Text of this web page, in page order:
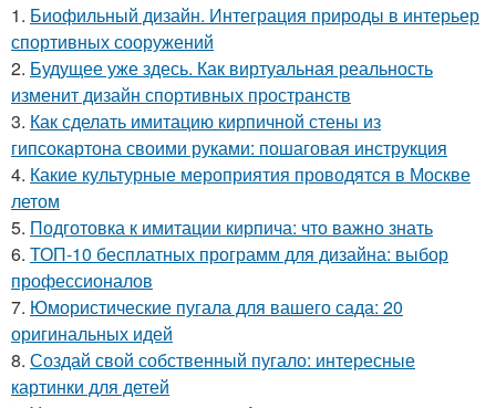
1. Биофильный дизайн. Интеграция природы в интерьер
спортивных сооружений
2. Будущее уже здесь. Как виртуальная реальность
изменит дизайн спортивных пространств
3. Как сделать имитацию кирпичной стены из
гипсокартона своими руками: пошаговая инструкция
4. Какие культурные мероприятия проводятся в Москве
летом
5. Подготовка к имитации кирпича: что важно знать
6. ТОП-10 бесплатных программ для дизайна: выбор
профессионалов
7. Юмористические пугала для вашего сада: 20
оригинальных идей
8. Создай свой собственный пугало: интересные
картинки для детей